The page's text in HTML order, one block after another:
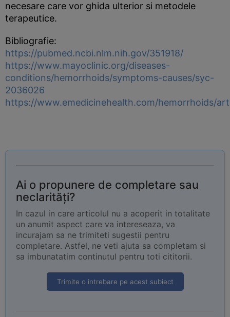
necesare care vor ghida ulterior si metodele
terapeutice.
Bibliografie:
https://pubmed.ncbi.nlm.nih.gov/351918/
https://www.mayoclinic.org/diseases-
conditions/hemorrhoids/symptoms-causes/syc-
2036026
https://www.emedicinehealth.com/hemorrhoids/
Ai o propunere de completare sau
neclarități?
In cazul in care articolul nu a acoperit in totalitate
un anumit aspect care va intereseaza, va
incurajam sa ne trimiteti sugestii pentru
completare. Astfel, ne veti ajuta sa completam si
sa imbunatatim continutul pentru toti cititorii.
Trimite o intrebare pe acest subiect